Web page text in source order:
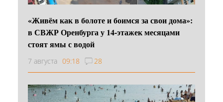
«Живём как в болоте и боимся за свои дома»:
в СВЖР Оренбурга у 14-этажек месяцами
стоят ямы с водой
7 августа 09:18 28